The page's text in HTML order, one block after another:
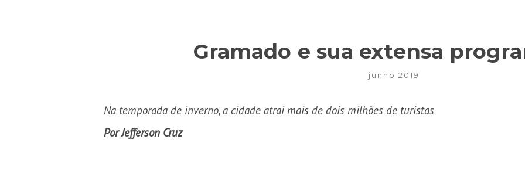
Gramado e sua extensa
junho 2019
Na temporada de inverno, a cidade atrai mais de dois milhões de turistas
Por Jefferson Cruz